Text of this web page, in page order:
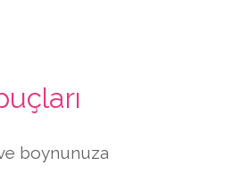
boynunuza